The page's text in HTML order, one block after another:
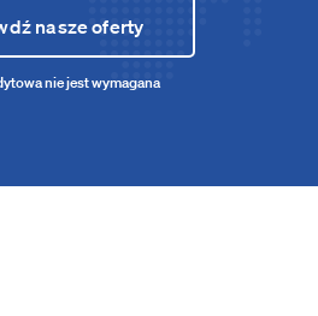
nasze oferty
nie jest wymagana